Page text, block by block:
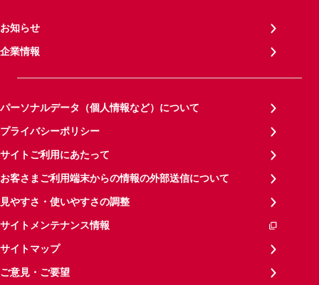
お知らせ
企業情報
パーソナルデータ（個人情報など）について
プライバシーポリシー
サイトご利用にあたって
お客さまご利用端末からの情報の外部送信について
見やすさ・使いやすさの調整
サイトメンテナンス情報
サイトマップ
ご意見・ご要望